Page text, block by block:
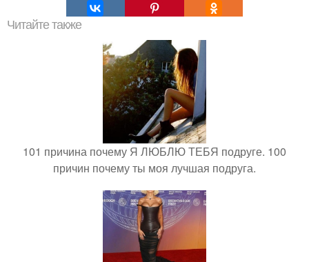
Читайте также
101 причина почему Я ЛЮБЛЮ ТЕБЯ подруге. 100
причин почему ты моя лучшая подруга.